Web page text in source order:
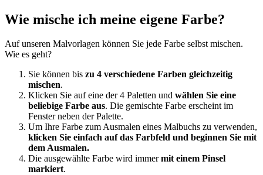
Wie mische ich meine eigene Farbe?
Auf unseren Malvorlagen können Sie jede Farbe selbst mischen.
Wie es geht?
Sie können bis zu 4 verschiedene Farben gleichzeitig
mischen.
Klicken Sie auf eine der 4 Paletten und wählen Sie eine
beliebige Farbe aus. Die gemischte Farbe erscheint im
Fenster neben der Palette.
Um Ihre Farbe zum Ausmalen eines Malbuchs zu verwenden,
klicken Sie einfach auf das Farbfeld und beginnen Sie mit
dem Ausmalen.
Die ausgewählte Farbe wird immermit einem Pinsel
markiert.